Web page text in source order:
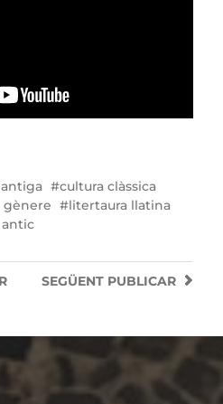
cultura clàssica
gènere
litertaura llatina
SEGÜENT PUBLICAR